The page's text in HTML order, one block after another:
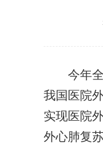
今年全
我国医院
实现医院
外心肺复